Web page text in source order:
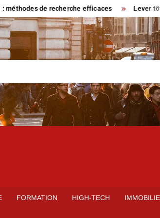
de recherche efficaces Lever tôt ou venir
FORMATION HIGH-TECH